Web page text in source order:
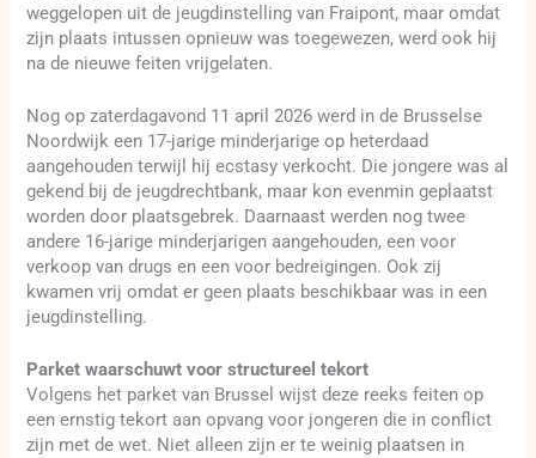
weggelopen uit de jeugdinstelling van Fraipont, maar omdat
zijn plaats intussen opnieuw was toegewezen, werd ook hij
na de nieuwe feiten vrijgelaten.
Nog op zaterdagavond 11 april 2026 werd in de Brusselse
Noordwijk een 17-jarige minderjarige op heterdaad
aangehouden terwijl hij ecstasy verkocht. Die jongere was al
gekend bij de jeugdrechtbank, maar kon evenmin geplaatst
worden door plaatsgebrek. Daarnaast werden nog twee
andere 16-jarige minderjarigen aangehouden, een voor
verkoop van drugs en een voor bedreigingen. Ook zij
kwamen vrij omdat er geen plaats beschikbaar was in een
jeugdinstelling.
Parket waarschuwt voor structureel tekort
Volgens het parket van Brussel wijst deze reeks feiten op
een ernstig tekort aan opvang voor jongeren die in conflict
zijn met de wet. Niet alleen zijn er te weinig plaatsen in